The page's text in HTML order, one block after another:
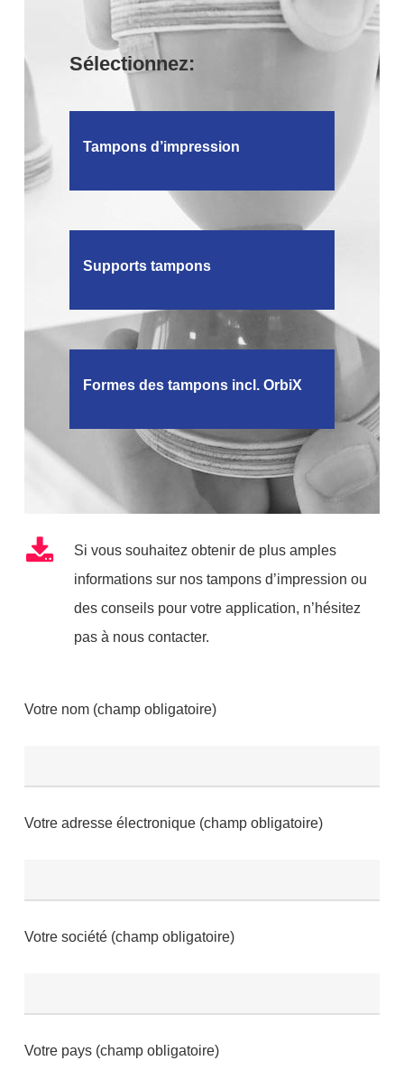
Sélectionnez:
Tampons d’impression
Supports tampons
Formes des tampons incl. OrbiX
Si vous souhaitez obtenir de plus amples
informations sur nos tampons d’impression ou
des conseils pour votre application, n’hésitez
pas à nous contacter.
Votre nom (champ obligatoire)
Votre adresse électronique (champ obligatoire)
Votre société (champ obligatoire)
Votre pays (champ obligatoire)